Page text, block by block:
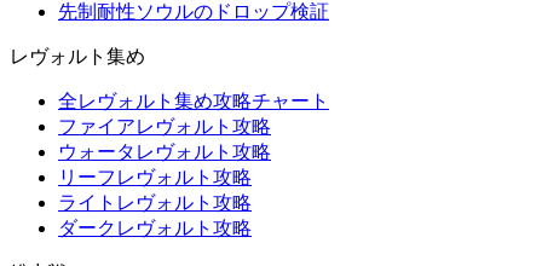
先制耐性ソウルのドロップ検証
レヴォルト集め
全レヴォルト集め攻略チャート
ファイアレヴォルト攻略
ウォータレヴォルト攻略
リーフレヴォルト攻略
ライトレヴォルト攻略
ダークレヴォルト攻略